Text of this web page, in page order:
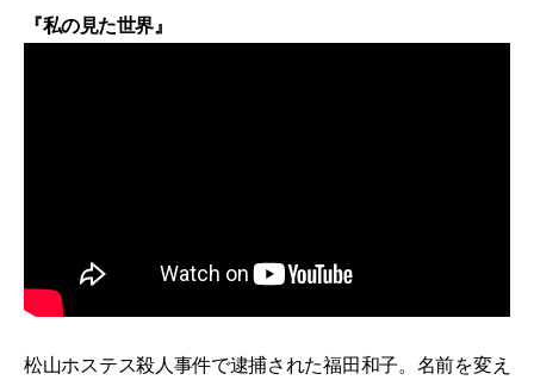
『私の見た世界』
松山ホステス殺人事件で逮捕された福田和子。名前を変え